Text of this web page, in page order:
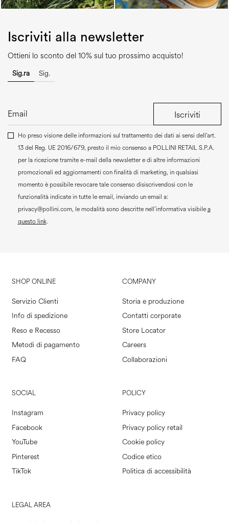
Iscriviti alla newsletter
Ottieni lo sconto del 10% sul tuo prossimo acquisto!
Sig.ra Sig.
Iscriviti
Ho preso visione delle informazioni sul trattamento dei dati ai sensi dell’art.
13 del Reg. UE 2016/679, presto il mio consenso a POLLINI RETAIL S.P.A.
per la ricezione tramite e-mail della newsletter e di altre informazioni
promozionali ed aggiornamenti con finalità di marketing, in qualsiasi
momento è possibile revocare tale consenso disiscrivendosi con le
funzionalità indicate in tutte le email, inviando un email a:
privacy@pollini.com, le modalità sono descritte nell’informativa visibilea
questo link.
SHOP ONLINE
Servizio Clienti
Info di spedizione
Reso e Recesso
Metodi di pagamento
FAQ
COMPANY
Storia e produzione
Contatti corporate
Store Locator
Careers
Collaborazioni
SOCIAL
Instagram
Facebook
YouTube
Pinterest
TikTok
POLICY
Privacy policy
Privacy policy retail
Cookie policy
Codice etico
Politica di accessibilità
LEGAL AREA